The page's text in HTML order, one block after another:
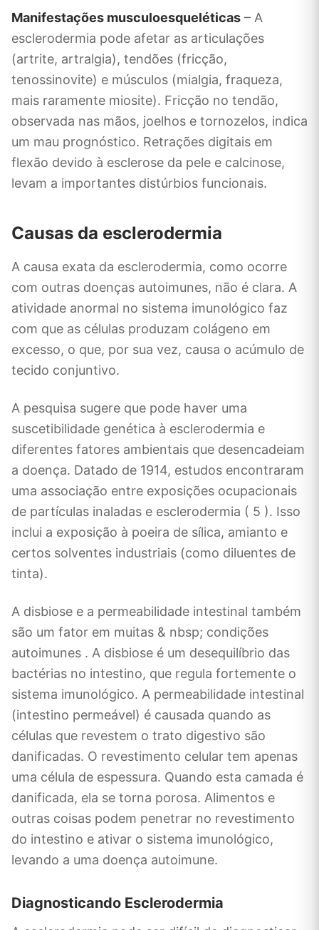
Manifestações musculoesqueléticas – A
esclerodermia pode afetar as articulações
(artrite, artralgia), tendões (fricção,
tenossinovite) e músculos (mialgia, fraqueza,
mais raramente miosite). Fricção no tendão,
observada nas mãos, joelhos e tornozelos, indica
um mau prognóstico. Retrações digitais em
flexão devido à esclerose da pele e calcinose,
levam a importantes distúrbios funcionais.
Causas da esclerodermia
A causa exata da esclerodermia, como ocorre
com outras doenças autoimunes, não é clara. A
atividade anormal no sistema imunológico faz
com que as células produzam colágeno em
excesso, o que, por sua vez, causa o acúmulo de
tecido conjuntivo.
A pesquisa sugere que pode haver uma
suscetibilidade genética à esclerodermia e
diferentes fatores ambientais que desencadeiam
a doença. Datado de 1914, estudos encontraram
uma associação entre exposições ocupacionais
de partículas inaladas e esclerodermia ( 5 ). Isso
inclui a exposição à poeira de sílica, amianto e
certos solventes industriais (como diluentes de
tinta).
A disbiose e a permeabilidade intestinal também
são um fator em muitas & nbsp; condições
autoimunes . A disbiose é um desequilíbrio das
bactérias no intestino, que regula fortemente o
sistema imunológico. A permeabilidade intestinal
(intestino permeável) é causada quando as
células que revestem o trato digestivo são
danificadas. O revestimento celular tem apenas
uma célula de espessura. Quando esta camada é
danificada, ela se torna porosa. Alimentos e
outras coisas podem penetrar no revestimento
do intestino e ativar o sistema imunológico,
levando a uma doença autoimune.
Diagnosticando Esclerodermia